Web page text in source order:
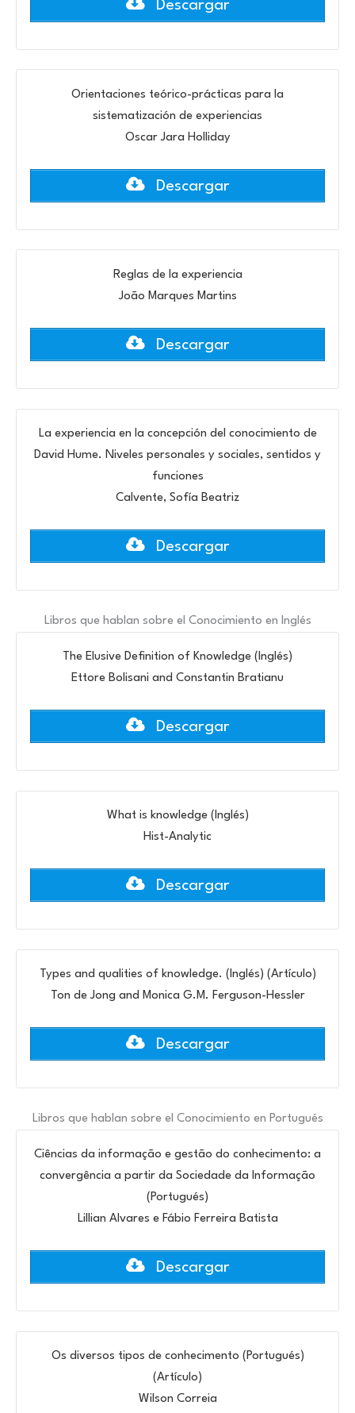
Descargar
Orientaciones teórico-prácticas para la
sistematización de experiencias
Oscar Jara Holliday
Descargar
Reglas de la experiencia
João Marques Martins
Descargar
La experiencia en la concepción del conocimiento de
David Hume. Niveles personales y sociales, sentidos y
funciones
Calvente, Sofía Beatriz
Descargar
Libros que hablan sobre el Conocimiento en Inglés
The Elusive Definition of Knowledge (Inglés)
Ettore Bolisani and Constantin Bratianu
Descargar
What is knowledge (Inglés)
Hist-Analytic
Descargar
Types and qualities of knowledge. (Inglés) (Artículo)
Ton de Jong and Monica G.M. Ferguson-Hessler
Descargar
Libros que hablan sobre el Conocimiento en Portugués
Ciências da informação e gestão do conhecimento: a
convergência a partir da Sociedade da Informação
(Portugués)
Lillian Alvares e Fábio Ferreira Batista
Descargar
Os diversos tipos de conhecimento (Portugués)
(Artículo)
Wilson Correia